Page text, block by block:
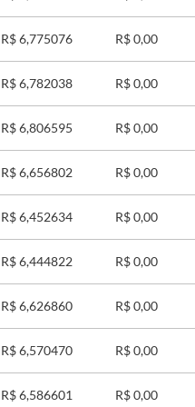
R$ 6,775076 R$ 0,00
R$ 6,782038 R$ 0,00
R$ 6,806595 R$ 0,00
R$ 6,656802 R$ 0,00
R$ 6,452634 R$ 0,00
R$ 6,444822 R$ 0,00
R$ 6,626860 R$ 0,00
R$ 6,570470 R$ 0,00
R$ 6,586601 R$ 0,00